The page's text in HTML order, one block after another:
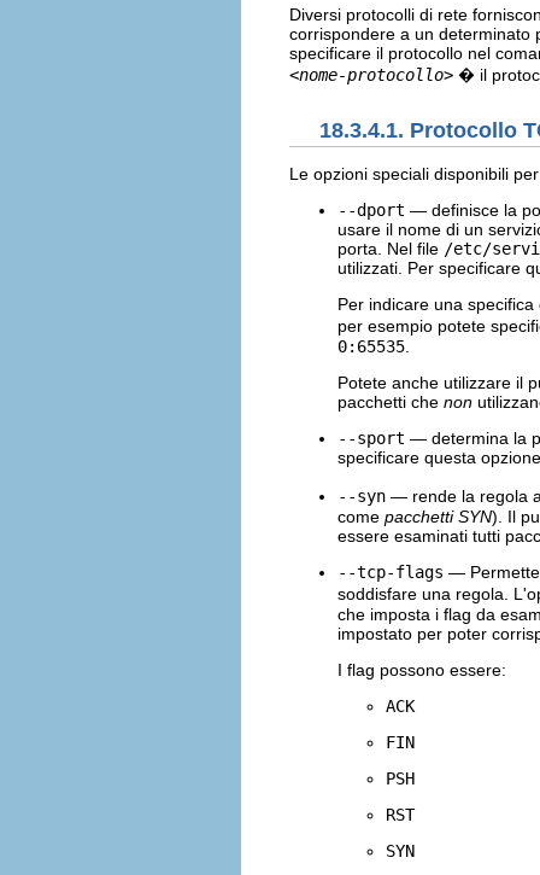
Diversi protocolli di rete
corrispondere a un determinato
specificare il protocollo nel
<nome-protocollo> � il
18.3.4.1. Protocollo
Le opzioni speciali disponibili
--dport — definisce la
usare il nome di un
porta. Nel file /etc/
utilizzati. Per specificare
Per indicare una
per esempio potete
0:65535
Potete anche utilizzare il
pacchetti che non
--sport — determina la
specificare questa
--syn — rende la regola
come pacchetti SYN). Il
essere esaminati tutti
--tcp-flags — Permette
soddisfare una regola.
che imposta i flag da
impostato per poter
I flag possono essere:
ACK
FIN
PSH
RST
SYN